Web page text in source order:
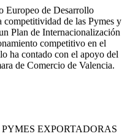
Europeo de Desarrollo
de las Pymes y
Plan de Internacionalización
competitivo en el
ha contado con el apoyo del
de Comercio de Valencia.
EXPORTADORAS